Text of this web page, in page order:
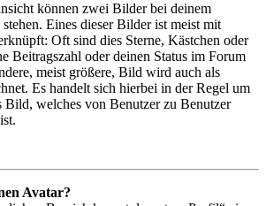
können zwei Bilder bei deinem
Eines dieser Bilder ist meist mit
Oft sind dies Sterne, Kästchen oder
Beitragszahl oder deinen Status im Forum
meist größere, Bild wird auch als
Es handelt sich hierbei in der Regel um
Bild, welches von Benutzer zu Benutzer
Avatar?